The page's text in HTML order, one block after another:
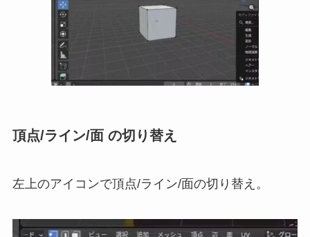
頂点/ライン/面 の切り替え
左上のアイコンで頂点/ライン/面の切り替え。